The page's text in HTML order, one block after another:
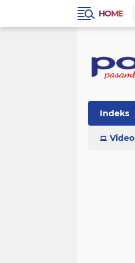
HOME
Indeks
Musik
Video